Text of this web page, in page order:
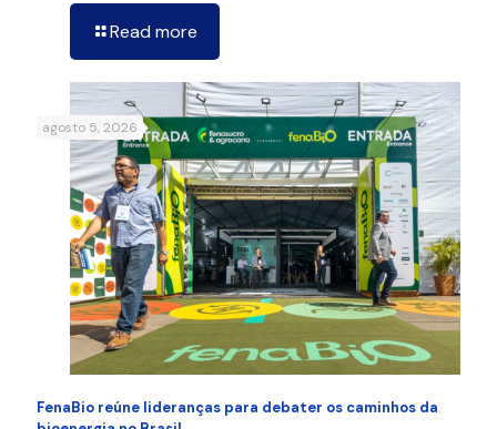
Read more
agosto 5, 2026
FenaBio reúne lideranças para debater os caminhos da